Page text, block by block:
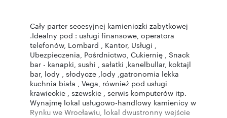
Cały parter secesyjnej kamieniczki zabytkowej
.Idealny pod : usługi finansowe, operatora
telefonów, Lombard , Kantor, Usługi ,
Ubezpieczenia, Pośrdnictwo, Cukiernię , Snack
bar - kanapki, sushi , sałatki ,kanelbullar, koktajl
bar, lody , słodycze ,lody ,gatronomia lekka
kuchnia biała , Vega, również pod usługi
krawieckie , szewskie , serwis komputerów itp.
Wynajmę lokal usługowo-handlowy kamienicy w
Rynku we Wrocławiu, lokal dwustronny wejście